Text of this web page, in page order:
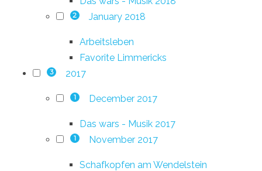
2 January 2018
Arbeitsleben
Favorite Limmericks
3 2017
1 December 2017
Das wars - Musik 2017
1 November 2017
Schafkopfen am Wendelstein